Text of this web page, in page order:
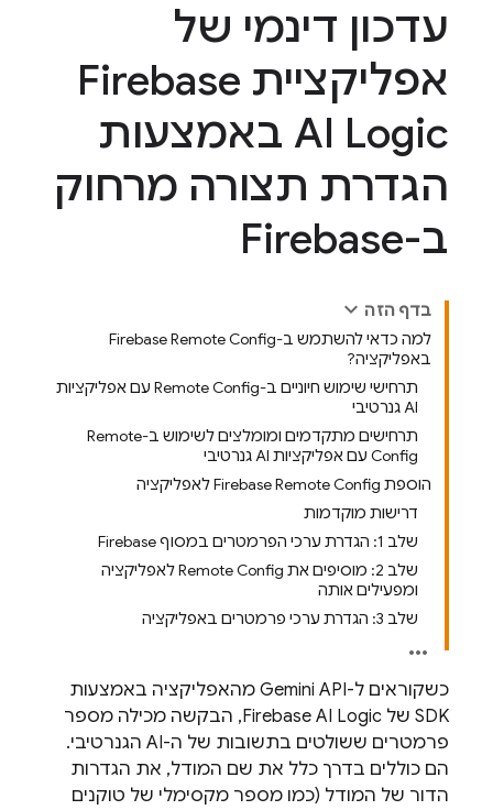
עדכון דינמי של
אפליקציית Firebase
AI Logic באמצעות
הגדרת תצורה מרחוק
ב-Firebase
בדף הזה
למה כדאי להשתמש ב-Firebase Remote Config
באפליקציה?
תרחישי שימוש חיוניים ב-Remote Config עם אפליקציות
AI גנרטיבי
תרחישים מתקדמים ומומלצים לשימוש ב-Remote
Config עם אפליקציות AI גנרטיבי
הוספת Firebase Remote Config לאפליקציה
דרישות מוקדמות
שלב 1: הגדרת ערכי הפרמטרים במסוף Firebase
שלב 2: מוסיפים את Remote Config לאפליקציה
ומפעילים אותה
שלב 3: הגדרת ערכי פרמטרים באפליקציה
כשקוראים ל-Gemini API מהאפליקציה באמצעות
SDK של
Firebase AI Logic, הבקשה מכילה מספר
פרמטרים ששולטים בתשובות של ה-AI הגנרטיבי.
הם כוללים בדרך כלל את שם המודל, את הגדרות
הדור של המודל (כמו מספר מקסימלי של טוקנים